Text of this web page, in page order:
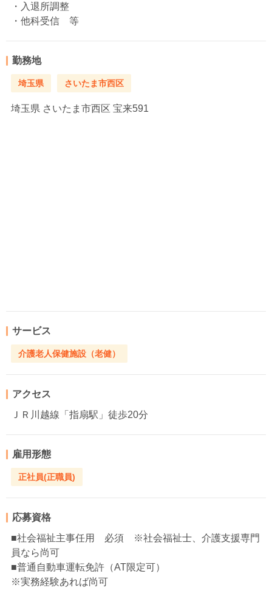
・入退所調整
・他科受信 等
勤務地
埼玉県 さいたま市西区
埼玉県 さいたま市西区 宝来591
サービス
介護老人保健施設（老健）
アクセス
ＪＲ川越線「指扇駅」徒歩20分
雇用形態
正社員(正職員)
応募資格
■社会福祉主事任用 必須 ※社会福祉士、介護支援専門
員なら尚可
■普通自動車運転免許（AT限定可）
※実務経験あれば尚可